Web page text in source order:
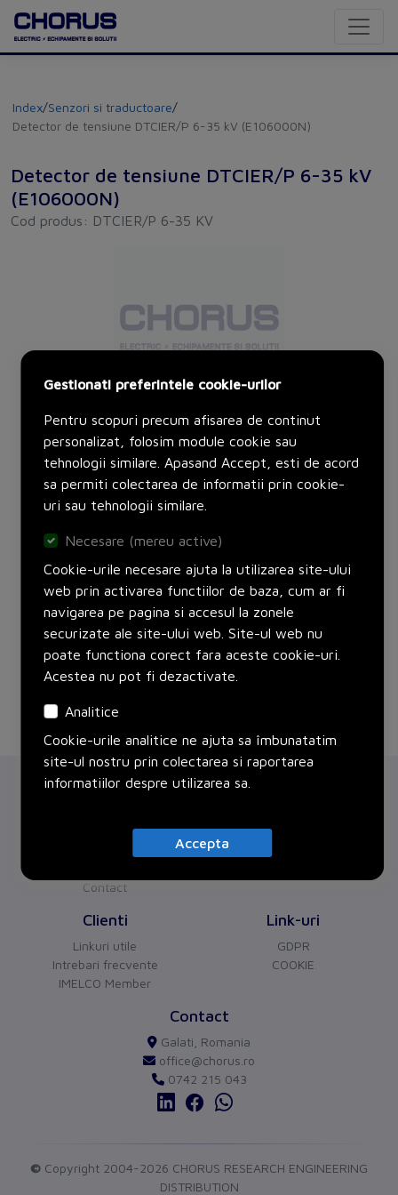
Index/Senzori si traductoare/
Detector de tensiune DTCIER/P 6-35 kV (E106000N)
Detector de tensiune DTCIER/P 6-35 kV
(E106000N)
Cod produs: DTCIER/P 6-35 KV
Autentificati-va pentru a vedea pretul.
Producator:
Franklin
Set:
Adauga in cos
Chorus
Contact
Clienti
Linkuri utile
Intrebari frecvente
IMELCO Member
Link-uri
GDPR
COOKIE
Contact
Galati, Romania
office@chorus.ro
0742 215 043
© Copyright 2004-2026 CHORUS RESEARCH ENGINEERING
DISTRIBUTION
Gestionati preferintele cookie-urilor
Pentru scopuri precum afisarea de continut
personalizat, folosim module cookie sau
tehnologii similare. Apasand Accept, esti de acord
sa permiti colectarea de informatii prin cookie-
uri sau tehnologii similare.
Necesare (mereu active)
Cookie-urile necesare ajuta la utilizarea site-ului
web prin activarea functiilor de baza, cum ar fi
navigarea pe pagina si accesul la zonele
securizate ale site-ului web. Site-ul web nu
poate functiona corect fara aceste cookie-uri.
Acestea nu pot fi dezactivate.
Analitice
Cookie-urile analitice ne ajuta sa îmbunatatim
site-ul nostru prin colectarea si raportarea
informatiilor despre utilizarea sa.
Accepta